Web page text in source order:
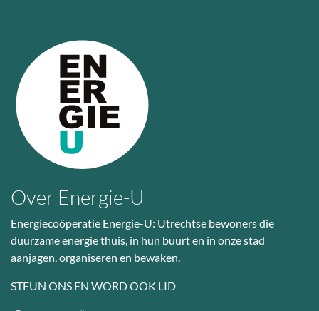
Over Energie-U
Energiecoöperatie Energie-U: Utrechtse bewoners die
duurzame energie thuis, in hun buurt en in onze stad
aanjagen, organiseren en bewaken.
STEUN ONS EN WORD OOK LID